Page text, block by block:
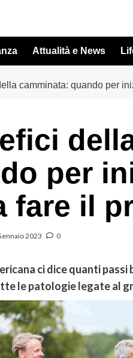
Attualità e News
camminata: quando per
per
fare il
2023 0
ci dice quanti
le patologie legate al